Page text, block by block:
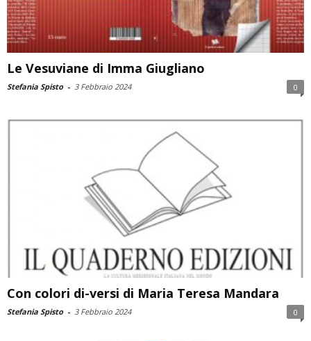
Le Vesuviane di Imma Giugliano
Stefania Spisto - 3 Febbraio 2024 0
Con colori di-versi di Maria Teresa Mandara
Stefania Spisto - 3 Febbraio 2024 0